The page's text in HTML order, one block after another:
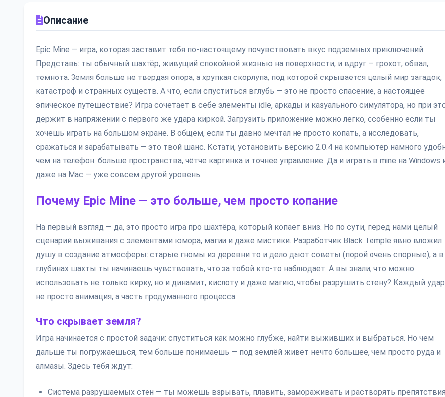
Описание
Epic Mine — игра, которая заставит тебя по-настоящему почувствовать вкус подземных приключений.
Представь: ты обычный шахтёр, живущий спокойной жизнью на поверхности, и вдруг — грохот, обвал,
темнота. Земля больше не твердая опора, а хрупкая скорлупа, под которой скрывается целый мир загадок,
катастроф и странных существ. А что, если спуститься вглубь — это не просто спасение, а настоящее
эпическое путешествие? Игра сочетает в себе элементы idle, аркады и казуального симулятора, но при
держит в напряжении с первого же удара киркой. Загрузить приложение можно легко, особенно если ты
хочешь играть на большом экране. В общем, если ты давно мечтал не просто копать, а исследовать,
сражаться и зарабатывать — это твой шанс. Кстати, установить версию 2.0.4 на компьютер намного
чем на телефон: больше пространства, чётче картинка и точнее управление. Да и играть в mine на Windows
даже на Mac — уже совсем другой уровень.
Почему Epic Mine — это больше, чем просто копание
На первый взгляд — да, это просто игра про шахтёра, который копает вниз. Но по сути, перед нами целый
сценарий выживания с элементами юмора, магии и даже мистики. Разработчик Black Temple явно вложил
душу в создание атмосферы: старые гномы из деревни то и дело дают советы (порой очень спорные), а в
глубинах шахты ты начинаешь чувствовать, что за тобой кто-то наблюдает. А вы знали, что можно
использовать не только кирку, но и динамит, кислоту и даже магию, чтобы разрушить стену? Каждый
не просто анимация, а часть продуманного процесса.
Что скрывает земля?
Игра начинается с простой задачи: спуститься как можно глубже, найти выживших и выбраться. Но чем
дальше ты погружаешься, тем больше понимаешь — под землёй живёт нечто большее, чем просто руда и
алмазы. Здесь тебя ждут:
Система разрушаемых стен — ты можешь взрывать, плавить, замораживать и растворять